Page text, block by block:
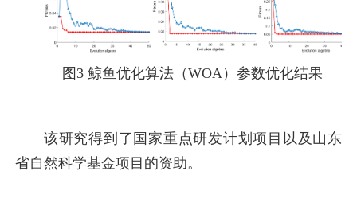
图3 鲸鱼优化算法（WOA）参数优化结果
该研究得到了国家重点研发计划项目以及山东
省自然科学基金项目的资助。